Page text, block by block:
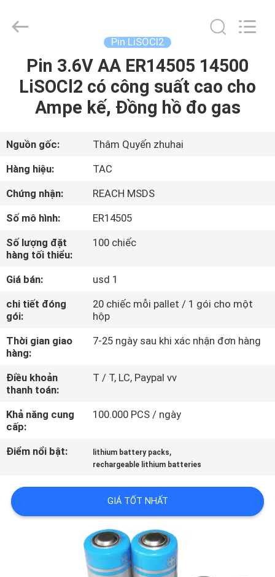
TRANG
CHỦ
SẢN
PHẨM
VỀ
CHÚNG
TÔI
THAM
QUAN
NHÀ
MÁY
KIỂM
SOÁT
LƯỢNG
Guang
Technology
Pin LiSOCl2
Pin 3.6V AA ER14505 14500
LiSOCl2 có công suất cao cho
Ampe kế, Đồng hồ đo gas
Nguồn gốc:
Thâm Quyến zhuhai
Hàng hiệu:
TAC
Chứng nhận:
REACH MSDS
Số mô hình:
ER14505
Số lượng đặt
hàng tối thiểu:
100 chiếc
Giá bán:
usd 1
chi tiết đóng
gói:
20 chiếc mỗi pallet / 1 gói cho một
hộp
Thời gian giao
hàng:
7-25 ngày sau khi xác nhận đơn hàng
Điều khoản
thanh toán:
T / T, LC, Paypal vv
Khả năng cung
cấp:
100.000 PCS / ngày
Điểm nổi bật: lithium battery packs,
rechargeable lithium batteries
GIÁ TỐT NHẤT